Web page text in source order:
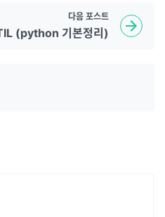
다음 포스트
(python 기본정리)